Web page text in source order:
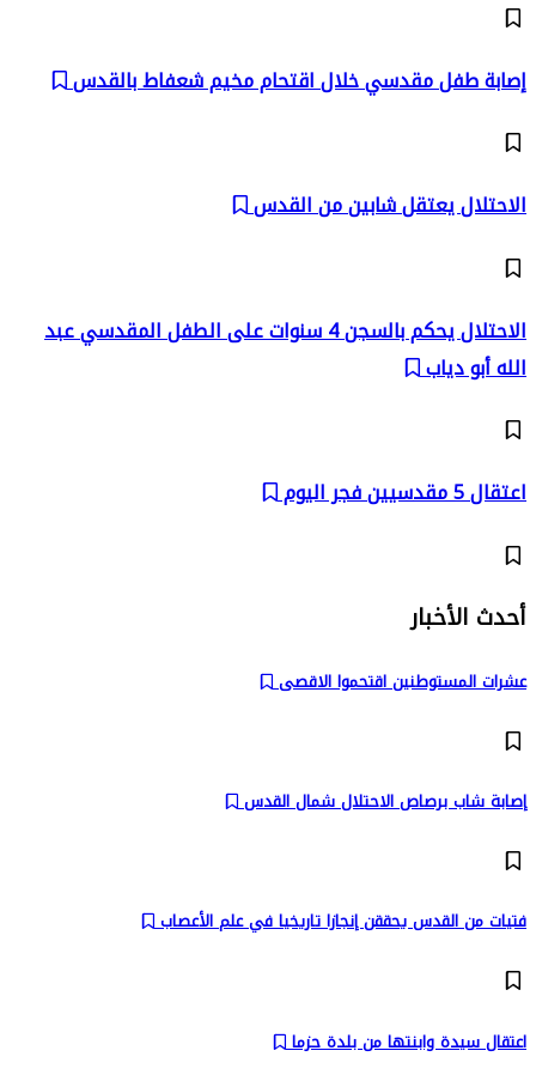
إصابة طفل مقدسي خلال اقتحام مخيم شعفاط بالقدس
الاحتلال يعتقل شابين من القدس
الاحتلال يحكم بالسجن 4 سنوات على الطفل المقدسي عبد
الله أبو دياب
اعتقال 5 مقدسيين فجر اليوم
أحدث الأخبار
عشرات المستوطنين اقتحموا الاقصى
إصابة شاب برصاص الاحتلال شمال القدس
فتيات من القدس يحققن إنجازا تاريخيا في علم الأعصاب
اعتقال سيدة وابنتها من بلدة حزما